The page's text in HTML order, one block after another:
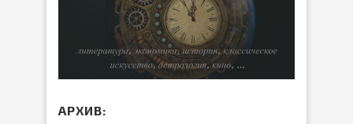
АРХИВ: